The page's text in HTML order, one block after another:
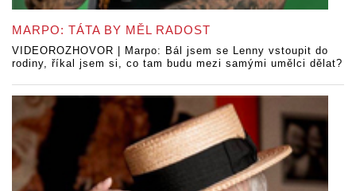
MARPO: TÁTA BY MĚL RADOST
VIDEOROZHOVOR | Marpo: Bál jsem se Lenny vstoupit do
rodiny, říkal jsem si, co tam budu mezi samými umělci dělat?